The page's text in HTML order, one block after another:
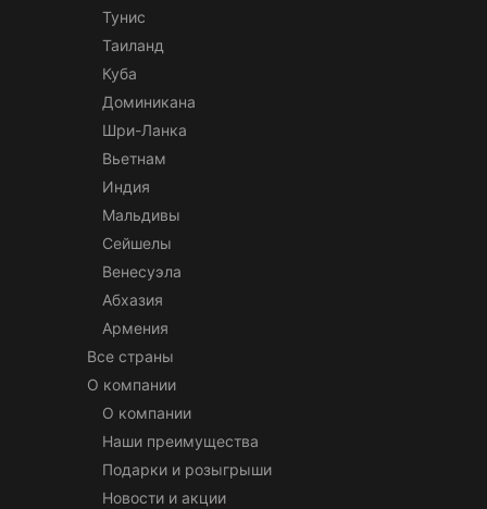
Тунис
Таиланд
Куба
Доминикана
Шри-Ланка
Вьетнам
Индия
Мальдивы
Сейшелы
Венесуэла
Абхазия
Армения
Все страны
О компании
О компании
Наши преимущества
Подарки и розыгрыши
Новости и акции